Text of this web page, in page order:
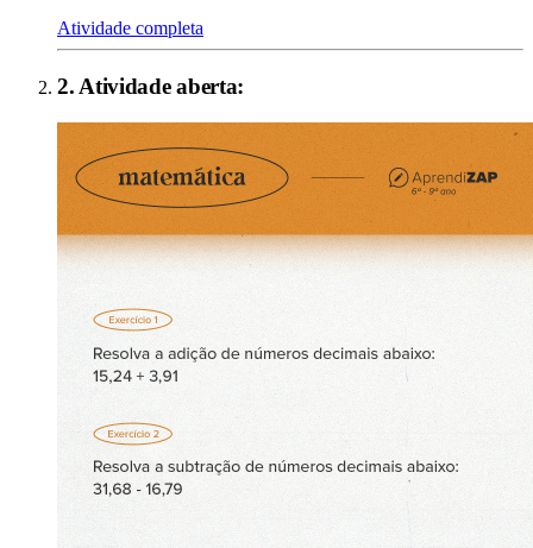
Atividade completa
2. Atividade aberta: